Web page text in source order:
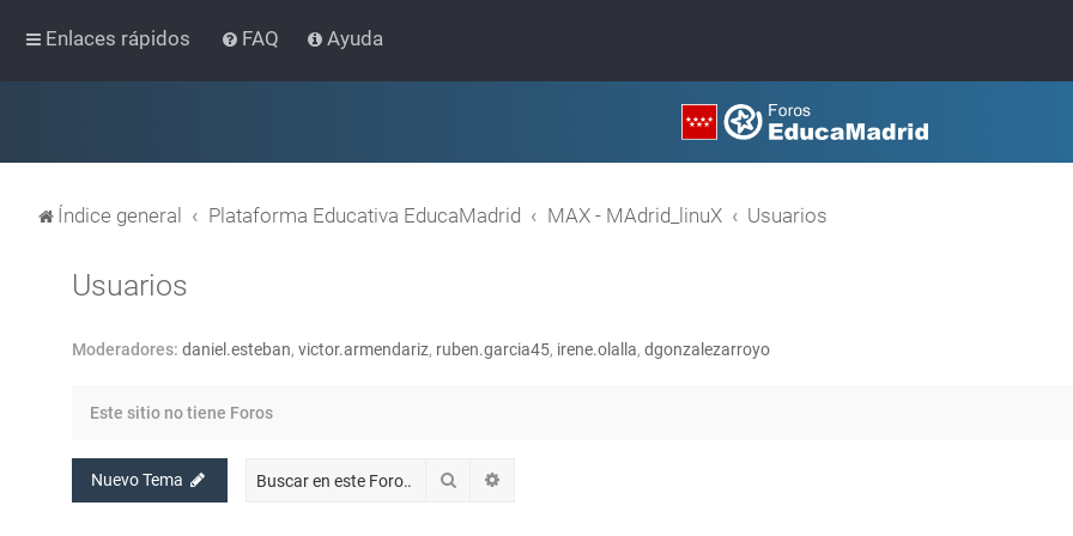
Enlaces rápidos FAQ Ayuda
Índice general Plataforma Educativa EducaMadrid MAX - MAdrid_linuX Usuarios
Usuarios
Moderadores: daniel.esteban, victor.armendariz, ruben.garcia45, irene.olalla, dgonzalezarroyo
Este sitio no tiene Foros
Nuevo Tema Buscar